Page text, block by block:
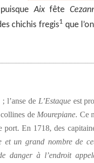
Aixfête
chichis fregis1que
l’anse de L’Estaqueest
collines deMourepiane. Ce
port. En 1718, des
et un grand nombre de
danger à l’endroit